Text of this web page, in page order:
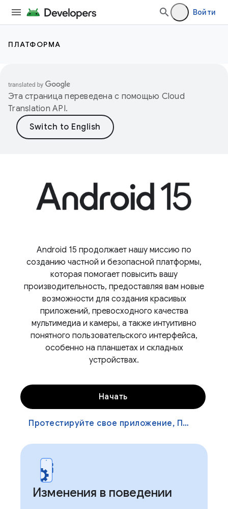
Войти
ПЛАТФОРМА
Эта страница переведена с помощью Cloud
Translation API.
Android 15 продолжает нашу миссию по
созданию частной и безопасной платформы,
которая помогает повысить вашу
производительность, предоставляя вам новые
возможности для создания красивых
приложений, превосходного качества
мультимедиа и камеры, а также интуитивно
понятного пользовательского интерфейса,
особенно на планшетах и ​​складных
устройствах.
Начать
Протестируйте свое приложение, Протестируйте свое приложение, Протестируйте свое приложение
Изменения в поведении